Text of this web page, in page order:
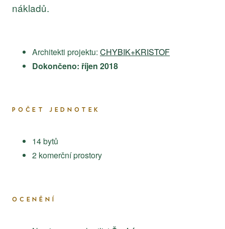
nákladů.
Architekti projektu: CHYBIK+KRISTOF
Dokončeno: říjen 2018
POČET JEDNOTEK
14 bytů
2 komerční prostory
OCENĚNÍ